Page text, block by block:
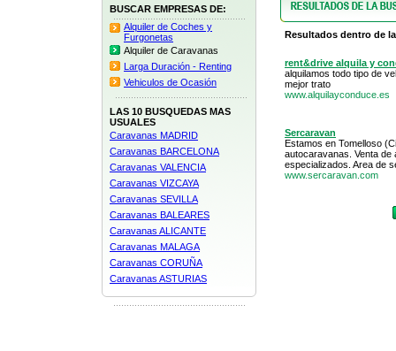
BUSCAR EMPRESAS DE:
Alquiler de Coches y
Furgonetas
Alquiler de Caravanas
Larga Duración - Renting
Vehiculos de Ocasión
LAS 10 BUSQUEDAS MAS
USUALES
Caravanas MADRID
Caravanas BARCELONA
Caravanas VALENCIA
Caravanas VIZCAYA
Caravanas SEVILLA
Caravanas BALEARES
Caravanas ALICANTE
Caravanas MALAGA
Caravanas CORUÑA
Caravanas ASTURIAS
Resultados dentro de
rent&drive alquila y
alquilamos todo tipo de
mejor trato
www.alquilayconduce.es
Sercaravan
Estamos en Tomelloso
autocaravanas. Venta
especializados. Area de
www.sercaravan.com